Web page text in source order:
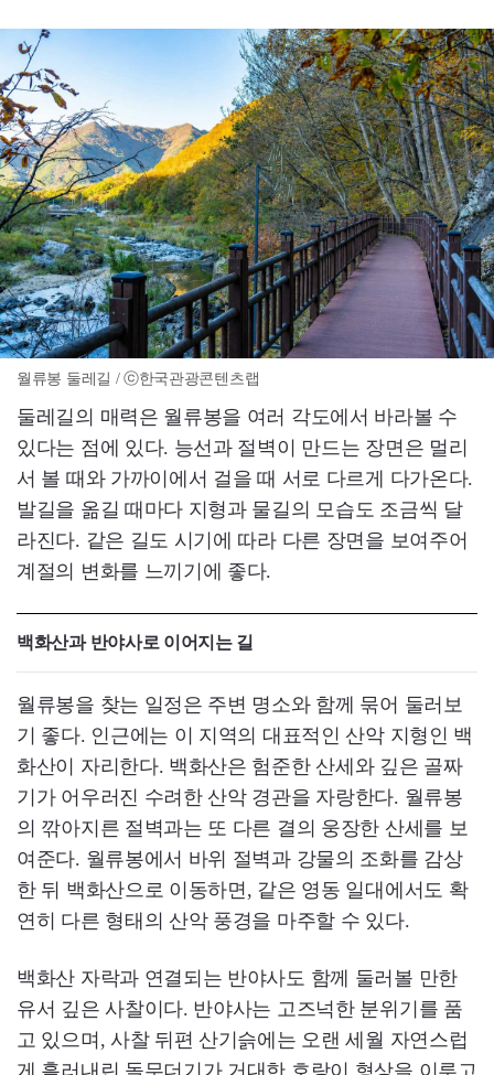
월류봉 둘레길 / ⓒ한국관광콘텐츠랩
둘레길의 매력은 월류봉을 여러 각도에서 바라볼 수
있다는 점에 있다. 능선과 절벽이 만드는 장면은 멀리
서 볼 때와 가까이에서 걸을 때 서로 다르게 다가온다.
발길을 옮길 때마다 지형과 물길의 모습도 조금씩 달
라진다. 같은 길도 시기에 따라 다른 장면을 보여주어
계절의 변화를 느끼기에 좋다.
백화산과 반야사로 이어지는 길
월류봉을 찾는 일정은 주변 명소와 함께 묶어 둘러보
기 좋다. 인근에는 이 지역의 대표적인 산악 지형인 백
화산이 자리한다. 백화산은 험준한 산세와 깊은 골짜
기가 어우러진 수려한 산악 경관을 자랑한다. 월류봉
의 깎아지른 절벽과는 또 다른 결의 웅장한 산세를 보
여준다. 월류봉에서 바위 절벽과 강물의 조화를 감상
한 뒤 백화산으로 이동하면, 같은 영동 일대에서도 확
연히 다른 형태의 산악 풍경을 마주할 수 있다.
백화산 자락과 연결되는 반야사도 함께 둘러볼 만한
유서 깊은 사찰이다. 반야사는 고즈넉한 분위기를 품
고 있으며, 사찰 뒤편 산기슭에는 오랜 세월 자연스럽
게 흘러내린 돌무더기가 거대한 호랑이 형상을 이루고